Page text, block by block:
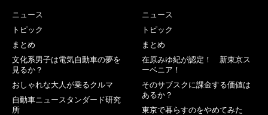
ニュース
トピック
まとめ
文化系男子は電気自動車の夢を
見るか？
おしゃれな大人が乗るクルマ
自動車ニュースタンダード研究
所
ニュース
トピック
まとめ
在原みゆ紀が認定！ 新東京ス
ーベニア！
そのサブスクに課金する価値は
あるか？
東京で暮らすのをやめてみた